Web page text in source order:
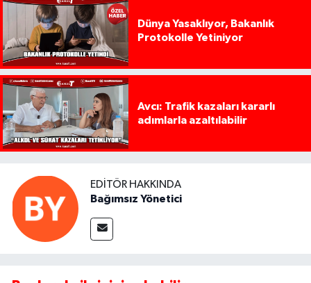
Dünya Yasaklıyor, Bakanlık
Protokolle Yetiniyor
Avcı: Trafik kazaları kararlı
adımlarla azaltılabilir
EDITÖR HAKKINDA
Bağımsız Yönetici